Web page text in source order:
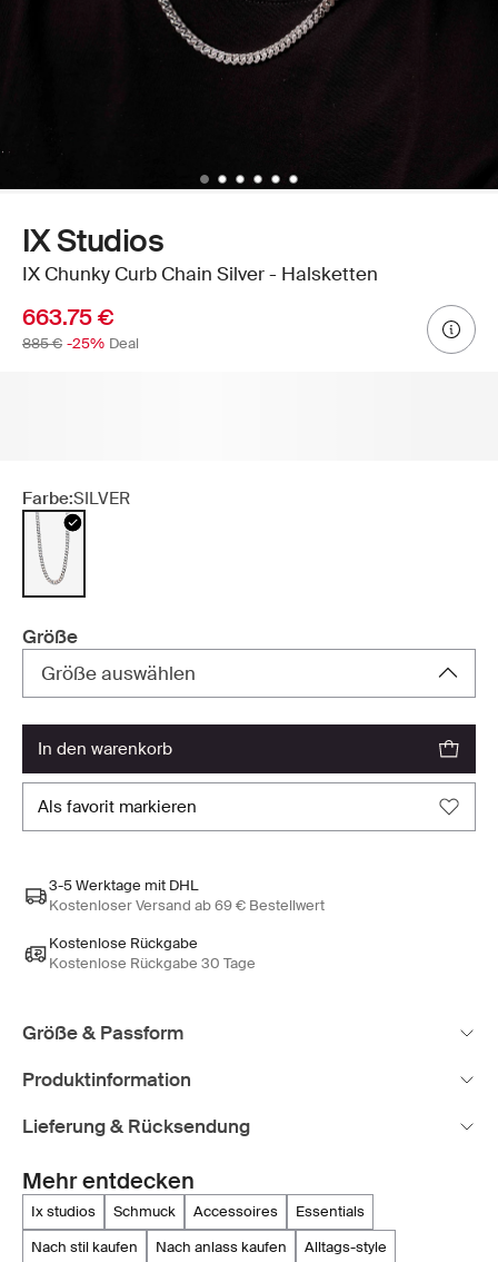
IX Studios
IX Chunky Curb Chain Silver - Halsketten
663.75 €
885 € -25% Deal
Farbe:SILVER
Größe
Größe auswählen
in den warenkorb
als favorit markieren
3-5 Werktage mit DHL
Kostenloser Versand ab 69 € Bestellwert
Kostenlose Rückgabe
Kostenlose Rückgabe 30 Tage
Größe & Passform
Produktinformation
Lieferung & Rücksendung
Mehr entdecken
ix studios schmuck accessoires
essentials
nach stil kaufen
nach anlass kaufen
alltags-style